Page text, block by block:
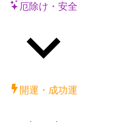
厄除け・安全
開運・成功運